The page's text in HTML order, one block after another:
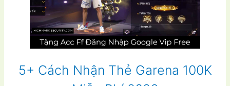
5+ Cách Nhận Thẻ Garena 100K